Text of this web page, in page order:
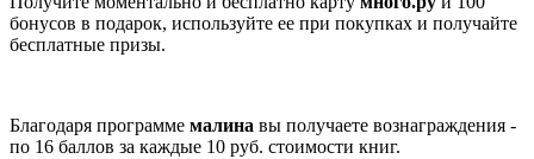
бонусов в подарок, используйте ее при покупках и получайте
бесплатные призы.
Благодаря программе малина вы получаете вознаграждения -
по 16 баллов за каждые 10 руб. стоимости книг.